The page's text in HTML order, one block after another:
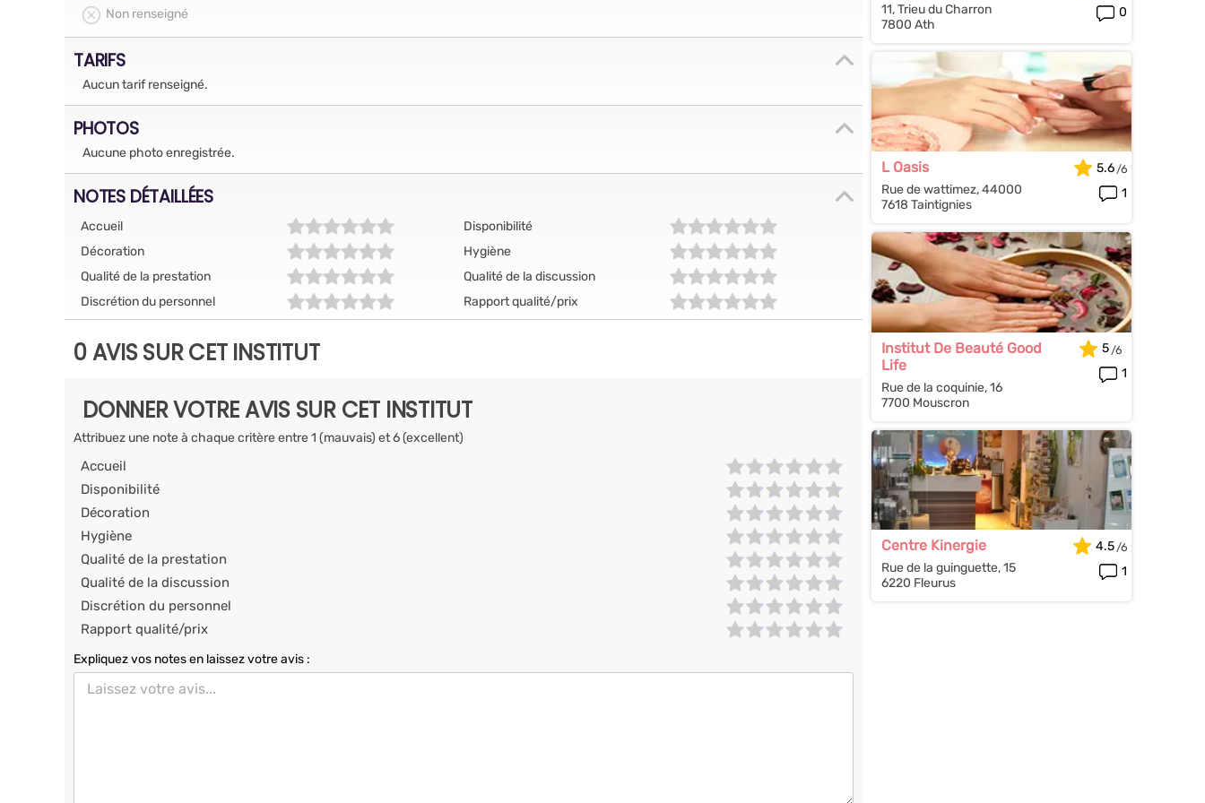
Non renseigné
TARIFS
Aucun tarif renseigné.
PHOTOS
Aucune photo enregistrée.
NOTES DÉTAILLÉES
Accueil
Disponibilité
Décoration
Hygiène
Qualité de la prestation
Qualité de la discussion
Discrétion du personnel
Rapport qualité/prix
0 AVIS SUR CET INSTITUT
DONNER VOTRE AVIS SUR CET INSTITUT
Attribuez une note à chaque critère entre 1 (mauvais) et 6 (excellent)
Accueil
Disponibilité
Décoration
Hygiène
Qualité de la prestation
Qualité de la discussion
Discrétion du personnel
Rapport qualité/prix
Expliquez vos notes en laissez votre avis :
11, Trieu du Charron
7800 Ath
0
L Oasis
Rue de wattimez, 44000
7618 Taintignies
5.6
1
Institut De Beauté Good
Life
Rue de la coquinie, 16
7700 Mouscron
5
1
Centre Kinergie
Rue de la guinguette, 15
6220 Fleurus
4.5
1